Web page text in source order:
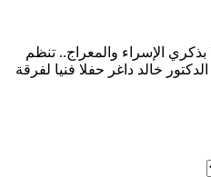
الإسراء والمعراج.. تنظم
خالد داغر حفلا فنيا لفرقة